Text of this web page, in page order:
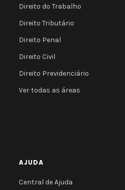
Direito do Trabalho
Direito Tributário
Direito Penal
Direito Civil
Direito Previdenciário
Ver todas as áreas
AJUDA
Central de Ajuda